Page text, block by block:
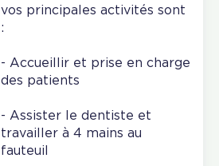
vos principales activités sont
:
- Accueillir et prise en charge
des patients
- Assister le dentiste et
travailler à 4 mains au
fauteuil